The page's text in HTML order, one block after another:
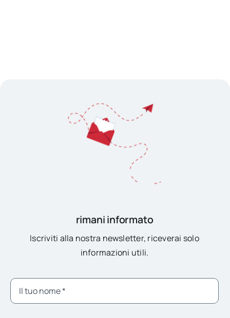
rimani informato
Iscriviti alla nostra newsletter, riceverai solo
informazioni utili.